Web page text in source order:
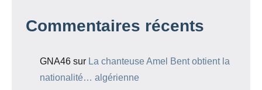
Commentaires récents
GNA46 sur La chanteuse Amel Bent obtient la
nationalité… algérienne